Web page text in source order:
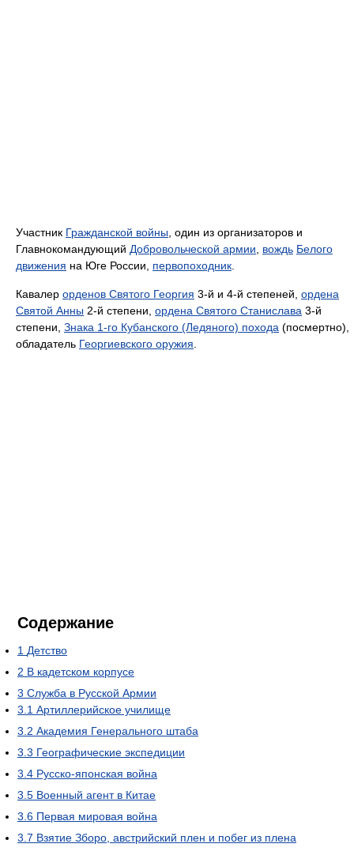
Участник Гражданской войны , один из организаторов и
Главнокомандующий Добровольческой армии вождь Белого
движения на Юге России, первопоходник
Кавалер орденов Святого Георгия 3-й и 4-й степеней, ордена
Святой Анны 2-й степени, ордена Святого Станислава 3-й
степени, Знака 1-го Кубанского (Ледяного) похода (посмертно),
обладатель Георгиевского оружия
Содержание
1 Детство
2 В кадетском корпусе
3 Служба в Русской Армии
3.1 Артиллерийское училище
3.2 Академия Генерального штаба
3.3 Географические экспедиции
3.4 Русско-японская война
3.5 Военный агент в Китае
3.6 Первая мировая война
3.7 Взятие Зборо, австрийский плен и побег из плена